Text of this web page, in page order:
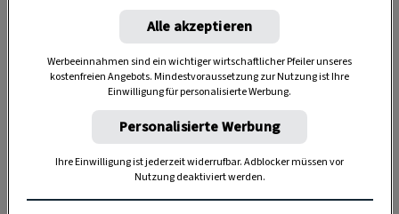
Trinkfreudigerwird der Likör, wenn man
Milch dazu mischt.
Ambeliebtestenist die Variante mitObers
Für die Menge gilt: mindestens so viel wie
Alkohol, je mehr, umso dünnflüssiger.
Dazu kommt noch Staubzucker hinein, und zwar
bei unserem Beispiel 250 Gramm.
Alle akzeptieren
Werbeeinnahmen sind ein wichtiger wirtschaftlicher Pfeiler unseres
kostenfreien Angebots. Mindestvoraussetzung zur Nutzung ist Ihre
Einwilligung für personalisierte Werbung.
Personalisierte Werbung
Ihre Einwilligung ist jederzeit widerrufbar. Adblocker müssen vor
Nutzung deaktiviert werden.